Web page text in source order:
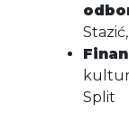
Split